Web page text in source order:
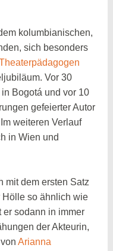
kolumbianischen,
sich besonders
Vor 30
Bogotá und vor 10
gefeierter Autor
weiteren Verlauf
in Wien und
mit dem ersten Satz
Hölle so ähnlich wie
er sodann in immer
der Akteurin,
vonArianna